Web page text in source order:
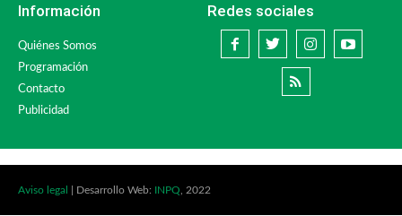
Información
Quiénes Somos
Programación
Contacto
Publicidad
Redes sociales
Aviso legal | Desarrollo Web: INPQ , 2022